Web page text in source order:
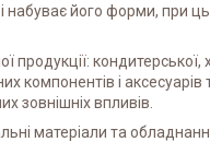
набуває його форми, при
продукції: кондитерської,
компонентів і
зовнішніх впливів.
матеріали та